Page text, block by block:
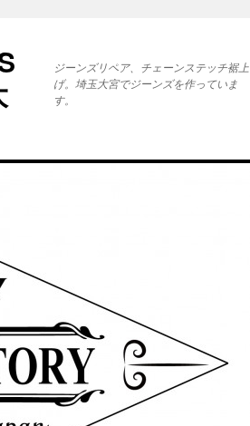
ジーンズリペア、チェーンステッチ裾上
げ。埼玉大宮でジーンズを作っていま
す。